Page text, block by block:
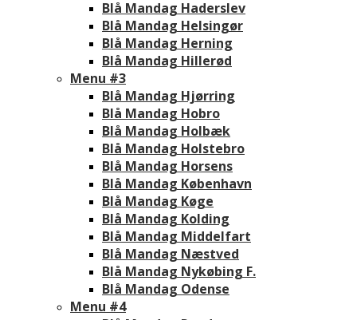
Blå Mandag Haderslev
Blå Mandag Helsingør
Blå Mandag Herning
Blå Mandag Hillerød
Menu #3
Blå Mandag Hjørring
Blå Mandag Hobro
Blå Mandag Holbæk
Blå Mandag Holstebro
Blå Mandag Horsens
Blå Mandag København
Blå Mandag Køge
Blå Mandag Kolding
Blå Mandag Middelfart
Blå Mandag Næstved
Blå Mandag Nykøbing F.
Blå Mandag Odense
Menu #4